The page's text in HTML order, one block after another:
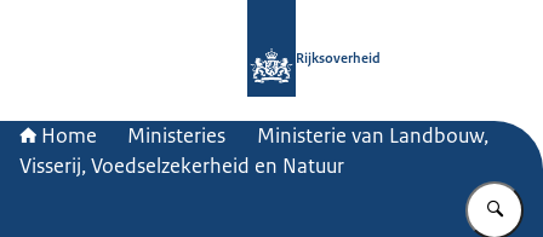
Rijksoverheid
Home Ministeries
Ministerie van Landbouw,
Visserij, Voedselzekerheid en Natuur